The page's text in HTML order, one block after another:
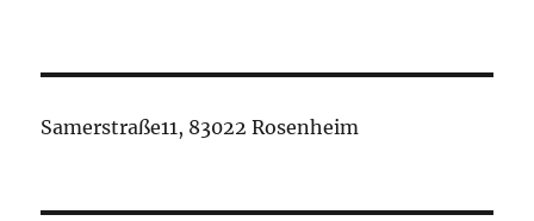
Samerstraße11, 83022 Rosenheim